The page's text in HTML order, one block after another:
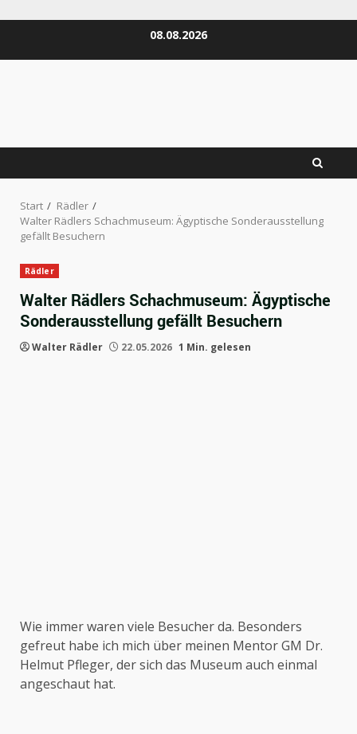
08.08.2026
Start
Rädler
Walter Rädlers Schachmuseum: Ägyptische Sonderausstellung
gefällt Besuchern
Rädler
Walter Rädlers Schachmuseum: Ägyptische
Sonderausstellung gefällt Besuchern
Walter Rädler 22.05.2026 1 Min. gelesen
Wie immer waren viele Besucher da. Besonders
gefreut habe ich mich über meinen Mentor GM Dr.
Helmut Pfleger, der sich das Museum auch einmal
angeschaut hat.